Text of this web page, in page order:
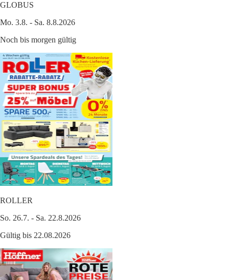
GLOBUS
Mo. 3.8. - Sa. 8.8.2026
Noch bis morgen gültig
ROLLER
So. 26.7. - Sa. 22.8.2026
Gültig bis 22.08.2026